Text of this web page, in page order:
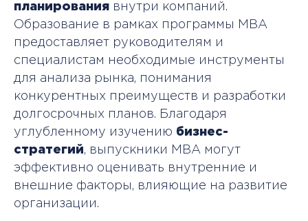
планирования внутри компаний.
Образование в рамках программы MBA
предоставляет руководителям и
специалистам необходимые инструменты
для анализа рынка, понимания
конкурентных преимуществ и разработки
долгосрочных планов. Благодаря
углубленному изучению бизнес-
стратегий, выпускники MBA могут
эффективно оценивать внутренние и
внешние факторы, влияющие на развитие
организации.